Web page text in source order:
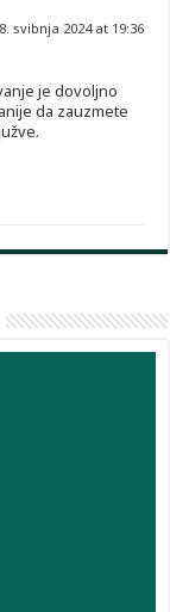
8. svibnja 2024 at 19:36
je dovoljno
da zauzmete